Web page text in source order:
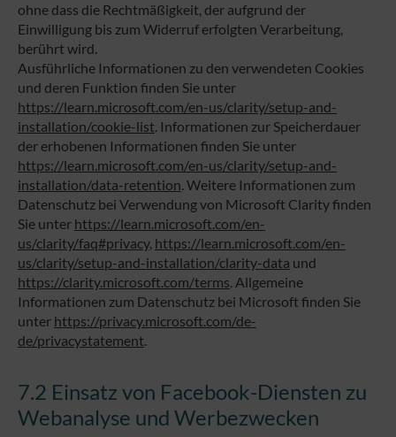
ohne dass die Rechtmäßigkeit, der aufgrund der
Einwilligung bis zum Widerruf erfolgten Verarbeitung,
berührt wird.
Ausführliche Informationen zu den verwendeten Cookies
und deren Funktion finden Sie unter
https://learn.microsoft.com/en-us/clarity/setup-and-
installation/cookie-list. Informationen zur Speicherdauer
der erhobenen Informationen finden Sie unter
https://learn.microsoft.com/en-us/clarity/setup-and-
installation/data-retention. Weitere Informationen zum
Datenschutz bei Verwendung von Microsoft Clarity finden
Sie unter https://learn.microsoft.com/en-
us/clarity/faq#privacy, https://learn.microsoft.com/en-
us/clarity/setup-and-installation/clarity-data und
https://clarity.microsoft.com/terms. Allgemeine
Informationen zum Datenschutz bei Microsoft finden Sie
unter https://privacy.microsoft.com/de-
de/privacystatement.
7.2 Einsatz von Facebook-Diensten zu
Webanalyse und Werbezwecken